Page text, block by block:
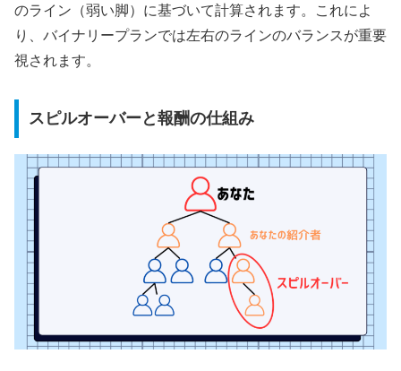
のライン（弱い脚）に基づいて計算されます。これによ
り、バイナリープランでは左右のラインのバランスが重要
視されます。
スピルオーバーと報酬の仕組み